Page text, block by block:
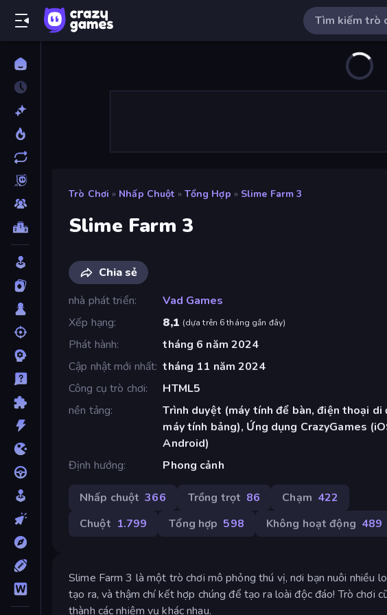
Trò Chơi » Nhấp Chuột » Tổng Hợp » Slime Farm 3
Slime Farm 3
Chia sẻ
nhà phát triển
Vad Games
Xếp hạng
8,1 (dựa trên 6 tháng gần đây)
Phát hành
tháng 6 năm 2024
Cập nhật mới nhất tháng 11 năm 2024
Công cụ trò chơi
HTML5
nền tảng
Trình duyệt (máy tính để bàn, điện thoại di
máy tính bảng), Ứng dụng CrazyGames
Android)
Định hướng
Phong cảnh
Nhấp chuột 366 Trồng trọt 86 Chạm 422
Chuột 1.799 Tổng hợp 598 Không hoạt động 489
Slime Farm 3 là một trò chơi mô phỏng thú vị, nơi bạn nuôi nhiều
tạo ra, và thậm chí kết hợp chúng để tạo ra loài độc đáo! Trò chơi
thành các nhiệm vụ khác nhau.